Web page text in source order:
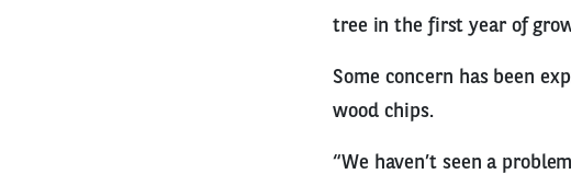
tree in the first year of
Some concern has been
wood chips.
“We haven’t seen a